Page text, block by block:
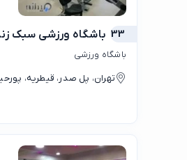
33 باشگاه ورزشی سبک
باشگاه ورزشی
تهران، پل صدر، قیطریه،